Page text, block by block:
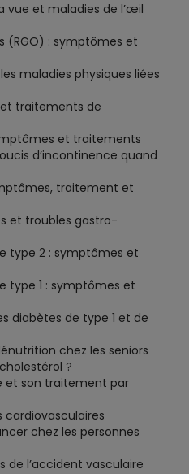
vue et maladies de l’œil
(RGO) : symptômes et
maladies physiques liées
traitements de
et traitements
d’incontinence quand
traitement et
et troubles gastro-
type 2 : symptômes et
type 1 : symptômes et
diabètes de type 1 et de
chez les seniors
?
et son traitement par
cardiovasculaires
chez les personnes
de l’accident vasculaire